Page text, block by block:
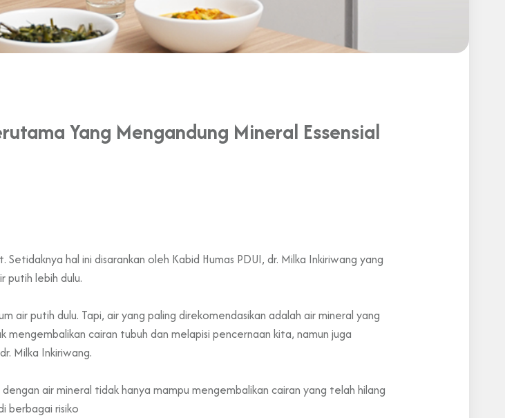
Yang Mengandung Mineral Essensial
hal ini disarankan oleh Kabid Humas PDUI, dr. Milka Inkiriwang yang
putih lebih dulu.
air putih dulu. Tapi, air yang paling direkomendasikan adalah air mineral yang
mengembalikan cairan tubuh dan melapisi pencernaan kita, namun juga
Milka Inkiriwang.
air mineral tidak hanya mampu mengembalikan cairan yang telah hilang
berbagai risiko